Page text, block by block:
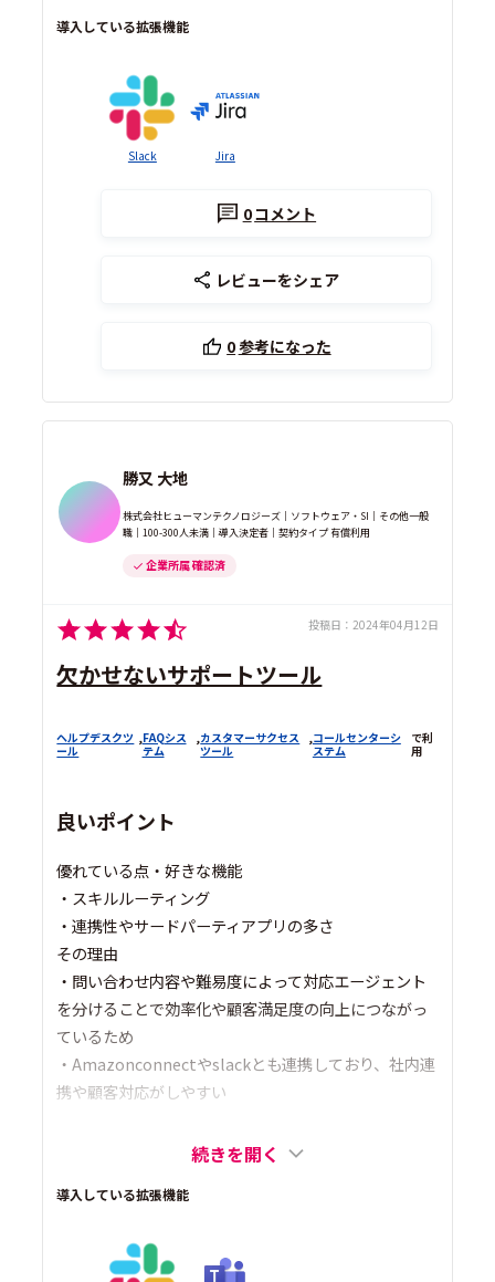
導入している拡張機能
Slack Jira
0コメント
レビューをシェア
0参考になった
勝又 大地
株式会社ヒューマンテクノロジーズ｜ソフトウェア・SI｜その他一般
職｜100-300人未満｜導入決定者｜契約タイプ 有償利用
企業所属 確認済
投稿日： 2024年04月12日
欠かせないサポートツール
ヘルプデスクツ
ール
,FAQシス
テム
,カスタマーサクセス
ツール
,コールセンターシ
ステム
で利
用
良いポイント
優れている点・好きな機能
・スキルルーティング
・連携性やサードパーティアプリの多さ
その理由
・問い合わせ内容や難易度によって対応エージェント
を分けることで効率化や顧客満足度の向上につながっ
ているため
・Amazonconnectやslackとも連携しており、社内連
携や顧客対応がしやすい
続きを開く
導入している拡張機能